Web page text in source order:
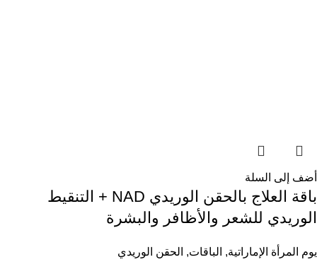
أضف إلى السلة
باقة العلاج بالحقن الوريدي NAD + التنقيط
الوريدي للشعر والأظافر والبشرة
يوم المرأة الإماراتية, الباقات, الحقن الوريدي